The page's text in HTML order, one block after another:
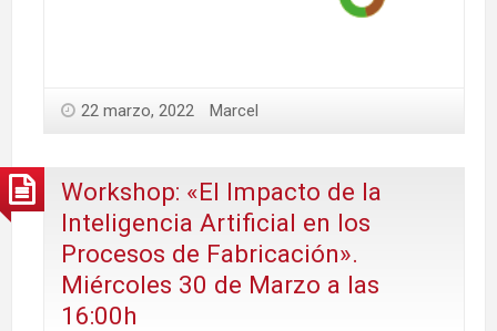
22 marzo, 2022 Marcel
Workshop: «El Impacto de la
Inteligencia Artificial en los
Procesos de Fabricación».
Miércoles 30 de Marzo a las
16:00h